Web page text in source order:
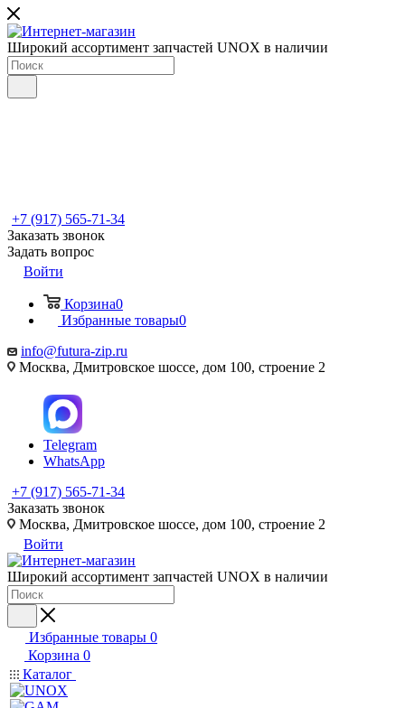
Широкий ассортимент запчастей UNOX в наличии
+7 (917) 565-71-34
Заказать звонок
Задать вопрос
Войти
Корзина0
Избранные товары0
info@futura-zip.ru
Москва, Дмитровское шоссе, дом 100, строение 2
Telegram
WhatsApp
+7 (917) 565-71-34
Заказать звонок
Москва, Дмитровское шоссе, дом 100, строение 2
Войти
Широкий ассортимент запчастей UNOX в наличии
Избранные товары 0
Корзина 0
Каталог